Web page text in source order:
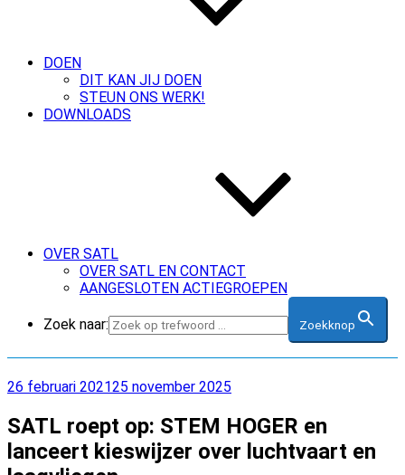
DOEN
DIT KAN JIJ DOEN
STEUN ONS WERK!
DOWNLOADS
OVER SATL
OVER SATL EN CONTACT
AANGESLOTEN ACTIEGROEPEN
Zoek naar: Zoekknop
Geplaatst
26 februari 202125 november 2025
SATL roept op: STEM HOGER en
lanceert kieswijzer over luchtvaart en